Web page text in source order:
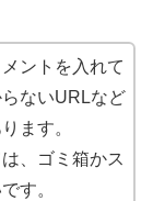
ントを入れて
ないURLなど
ます。
、ゴミ箱かス
す。